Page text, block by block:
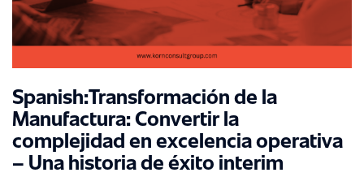
Spanish:Transformación de la
Manufactura: Convertir la
complejidad en excelencia operativa
– Una historia de éxito interim